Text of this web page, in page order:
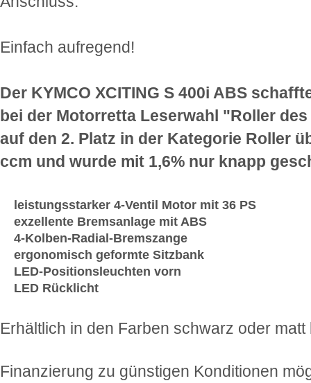
Einfach aufregend!
Der KYMCO XCITING S 400i ABS
bei der Motorretta Leserwahl "Roller
auf den 2. Platz in der Kategorie Roller
ccm und wurde mit 1,6% nur knapp
leistungsstarker 4-Ventil Motor mit 36 PS
exzellente Bremsanlage mit ABS
4-Kolben-Radial-Bremszange
ergonomisch geformte Sitzbank
LED-Positionsleuchten vorn
LED Rücklicht
Erhältlich in den Farben schwarz oder matt
Finanzierung zu günstigen Konditionen